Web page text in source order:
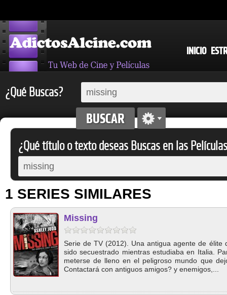
INICIO
¿Qué Buscas?
¿Qué título o texto deseas Buscas en las
1 SERIES SIMILARES
Missing
Serie de TV (2012). Una antigua agente de élite
sido secuestrado mientras estudiaba en Italia.
meterse de lleno en el peligroso mundo que
Contactará con antiguos amigos? y enemigos,...